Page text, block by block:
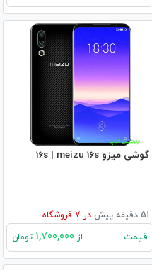
گوشی میزو 16s | meizu 16s
51 دقیقه پیش در فروشگاه
قیمت از تومان